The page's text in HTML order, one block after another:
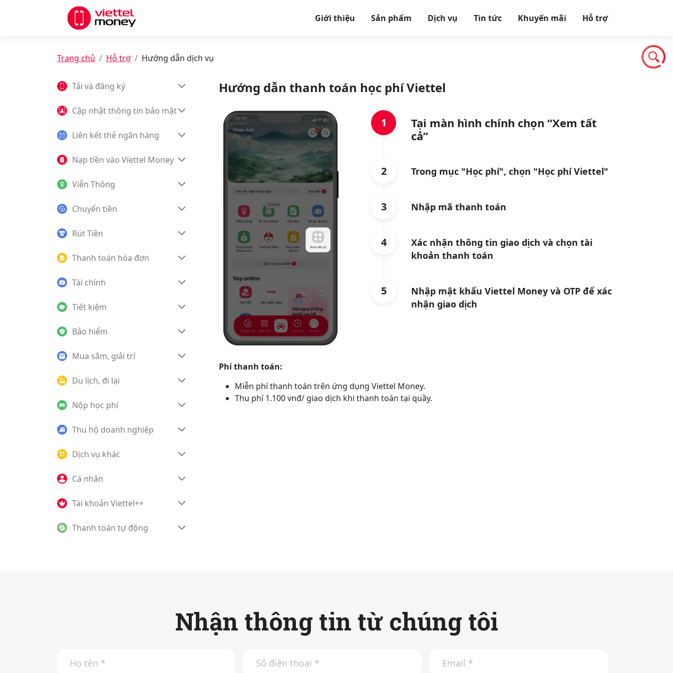
Giới thiệu Sản phẩm Dịch vụ Tin tức Khuyến mãi Hỗ trợ
Trang chủ Hỗ trợ Hướng dẫn dịch vụ
Tải và đăng ký
Cập nhật thông tin bảo mật
Liên kết thẻ ngân hàng
Nạp tiền vào Viettel Money
Viễn Thông
Chuyển tiền
Rút Tiền
Thanh toán hóa đơn
Tài chính
Tiết kiệm
Bảo hiểm
Mua sắm, giải trí
Du lịch, đi lại
Nộp học phí
Thu hộ doanh nghiệp
Dịch vụ khác
Cá nhân
Tài khoản Viettel++
Thanh toán tự động
Hướng dẫn thanh toán học phí Viettel
1
Tại màn hình chính chọn “Xem tất
cả”
2 Trong mục "Học phí", chọn "Học phí Viettel"
3 Nhập mã thanh toán
4
Xác nhận thông tin giao dịch và chọn tài
khoản thanh toán
5
Nhập mật khẩu Viettel Money và OTP để xác
nhận giao dịch
Phí thanh toán:
Miễn phí thanh toán trên ứng dụng Viettel Money.
Thu phí 1.100 vnđ/ giao dịch khi thanh toán tại quầy.
Nhận thông tin từ chúng tôi